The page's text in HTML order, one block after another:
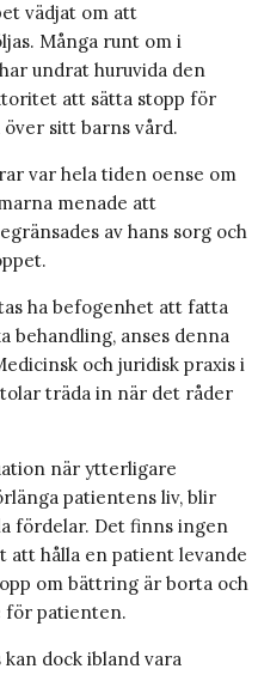
vädjat om att
Många runt om i
undrat huruvida den
att sätta stopp för
sitt barns vård.
var hela tiden oense om
menade att
av hans sorg och
ha befogenhet att fatta
behandling, anses denna
och juridisk praxis i
träda in när det råder
när ytterligare
patientens liv, blir
fördelar. Det finns ingen
att hålla en patient levande
om bättring är borta och
för patienten.
dock ibland vara